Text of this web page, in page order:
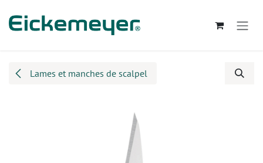
Lames et manches de scalpel